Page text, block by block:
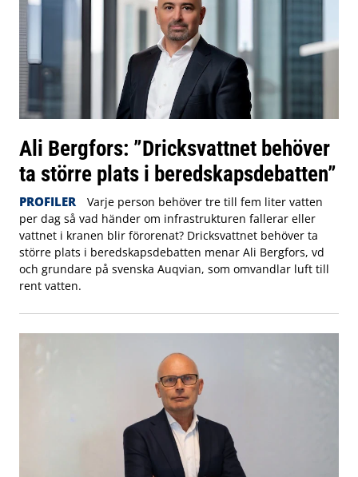
Ali Bergfors: ”Dricksvattnet behöver
ta större plats i beredskapsdebatten”
PROFILER
Varje person behöver tre till fem liter vatten
per dag så vad händer om infrastrukturen fallerar eller
vattnet i kranen blir förorenat? Dricksvattnet behöver ta
större plats i beredskapsdebatten menar Ali Bergfors, vd
och grundare på svenska Auqvian, som omvandlar luft till
rent vatten.